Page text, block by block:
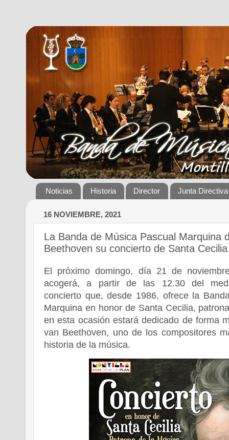
Noticias Historia Director Junta Directiva
16 NOVIEMBRE, 2021
La Banda de Música Pascual Marquina
Beethoven su concierto de Santa Cecilia
El próximo domingo, día 21 de
acogerá, a partir de las 12.30 del
concierto que, desde 1986, ofrece la
Marquina en honor de Santa Cecilia,
en esta ocasión estará dedicado de forma
van Beethoven, uno de los compositores
historia de la música.